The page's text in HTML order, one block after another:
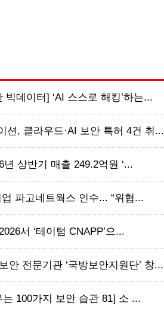
빅데이터] ‘AI 스스로 해킹’하는...
션, 클라우드·AI 보안 특허 4건 취...
년 상반기 매출 249.2억원 ‘...
파고네트웍스 인수... “위협...
서 ‘테이텀 CNAPP’으...
안 전문기관 ‘국방보안지원단’ 창...
100가지 보안 습관 81] 소 ...